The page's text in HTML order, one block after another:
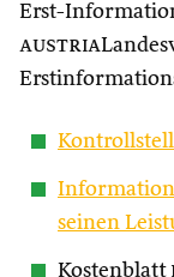
Erst-
austria
seinen
Kostenblatt